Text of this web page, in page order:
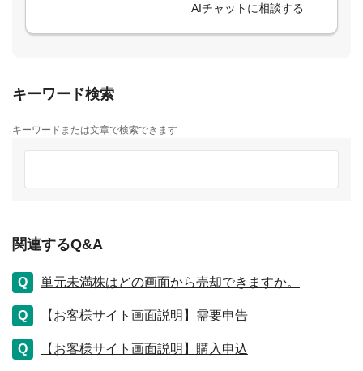
AIチャットに相談する
キーワード検索
キーワードまたは文章で検索できます
関連するQ&A
単元未満株はどの画面から売却できますか。
【お客様サイト画面説明】需要申告
【お客様サイト画面説明】購入申込